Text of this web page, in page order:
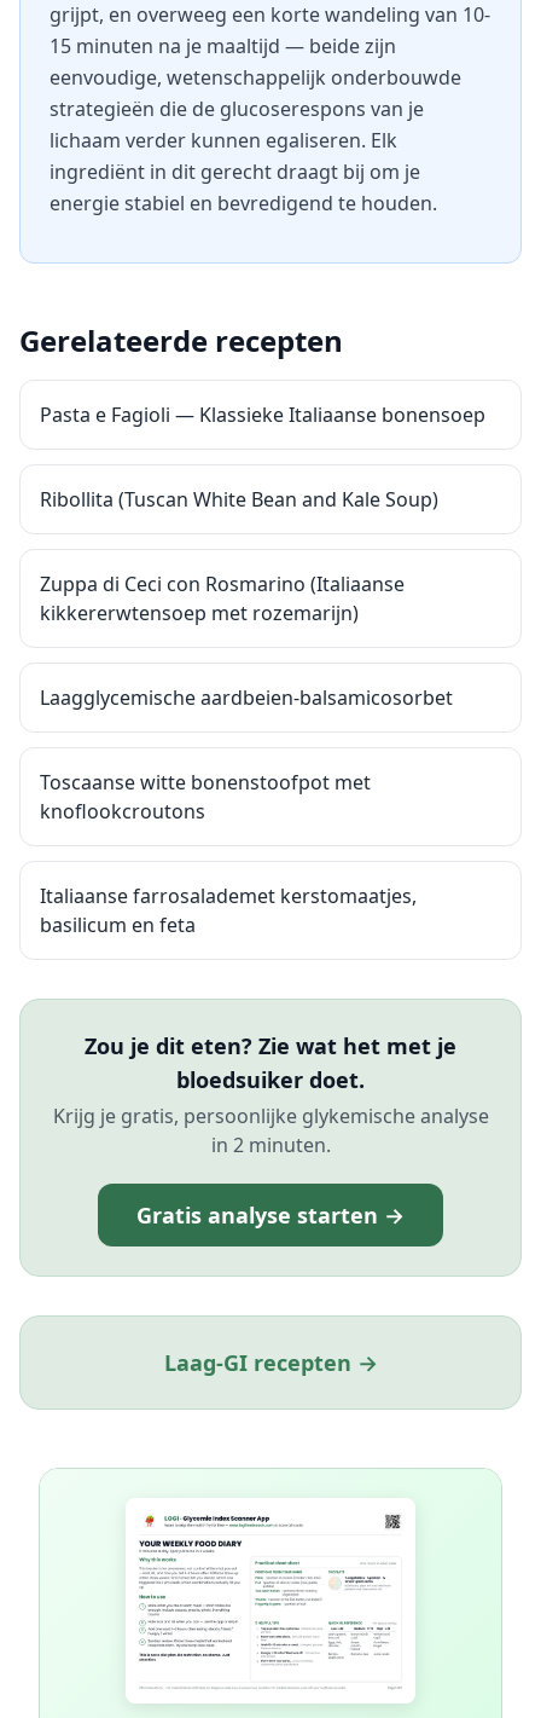
grijpt, en overweeg een korte wandeling van 10-
15 minuten na je maaltijd — beide zijn
eenvoudige, wetenschappelijk onderbouwde
strategieën die de glucoserespons van je
lichaam verder kunnen egaliseren. Elk
ingrediënt in dit gerecht draagt bij om je
energie stabiel en bevredigend te houden.
Gerelateerde recepten
Pasta e Fagioli — Klassieke Italiaanse bonensoep
Ribollita (Tuscan White Bean and Kale Soup)
Zuppa di Ceci con Rosmarino (Italiaanse
kikkererwtensoep met rozemarijn)
Laagglycemische aardbeien-balsamicosorbet
Toscaanse witte bonenstoofpot met
knoflookcroutons
Italiaanse farrosalademet kerstomaatjes,
basilicum en feta
Zou je dit eten? Zie wat het met je
bloedsuiker doet.
Krijg je gratis, persoonlijke glykemische analyse
in 2 minuten.
Gratis analyse starten →
Laag-GI recepten →